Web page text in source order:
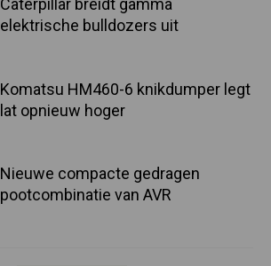
Caterpillar breidt gamma
elektrische bulldozers uit
Komatsu HM460-6 knikdumper legt
lat opnieuw hoger
Nieuwe compacte gedragen
pootcombinatie van AVR